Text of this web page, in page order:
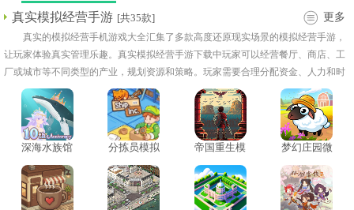
真实模拟经营手游 [共35款] 更多
真实的模拟经营手机游戏大全汇集了多款高度还原现实场景的模拟经营手游，
让玩家体验真实管理乐趣。真实模拟经营手游下载中玩家可以经营餐厅、商店、工
厂或城市等不同类型的产业，规划资源和策略。玩家需要合理分配资金、人力和时
间，确保业务持续发展和盈利增长。3d真实的模拟器游戏多款游戏提供丰富的任务
和事件系统，让经营过程充满挑战与趣味！
深海水族馆
分拣员模拟
帝国重生模
梦幻庄园微